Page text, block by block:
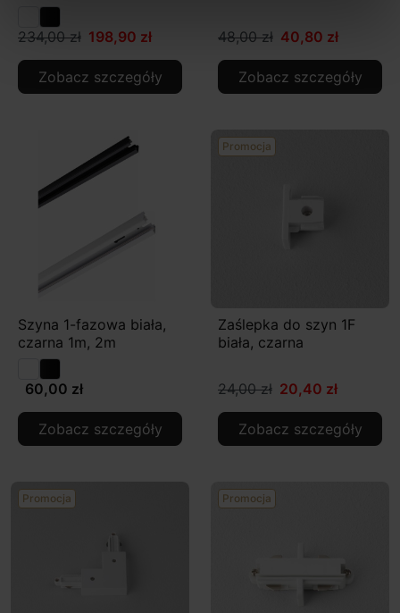
234,00 zł 198,90 zł
Zobacz szczegóły
48,00 zł 40,80 zł
Zobacz szczegóły
Szyna 1-fazowa biała,
czarna 1m, 2m
60,00 zł
Zobacz szczegóły
Promocja
Zaślepka do szyn 1F
biała, czarna
24,00 zł 20,40 zł
Zobacz szczegóły
Promocja Promocja